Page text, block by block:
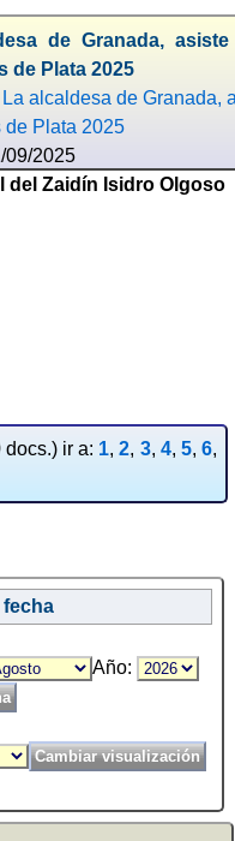
de Granada,
de Plata 2025
La alcaldesa de Granada,
de Plata 2025
09/2025
del Zaidín Isidro Olgoso
ir a: 1,2, 3, 4, 5,6,
Año: